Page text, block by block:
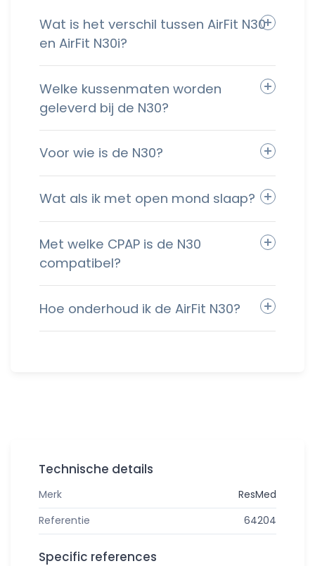
Wat is het verschil tussen AirFit N30
en AirFit N30i?
Welke kussenmaten worden
geleverd bij de N30?
Voor wie is de N30?
Wat als ik met open mond slaap?
Met welke CPAP is de N30
compatibel?
Hoe onderhoud ik de AirFit N30?
Technische details
Merk
ResMed
Referentie
64204
Specific references